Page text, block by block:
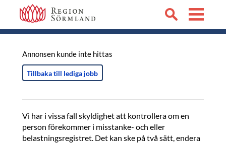
Annonsen kunde inte hittas
Tillbaka till lediga jobb
Vi har i vissa fall skyldighet att kontrollera om en
person förekommer i misstanke- och eller
belastningsregistret. Det kan ske på två sätt, endera